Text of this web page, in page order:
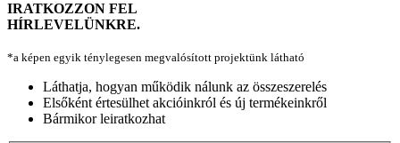
IRATKOZZON FEL
HÍRLEVELÜNKRE.
*a képen egyik ténylegesen megvalósított projektünk látható
Láthatja, hogyan működik nálunk az összeszerelés
Elsőként értesülhet akcióinkról és új termékeinkről
Bármikor leiratkozhat